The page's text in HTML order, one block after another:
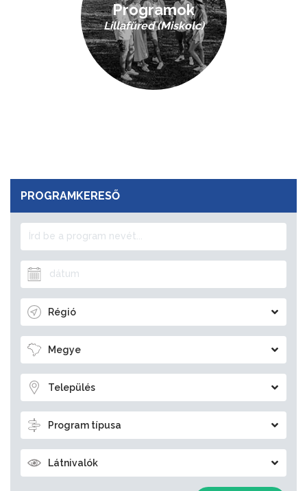
Programok
Lillafüred (Miskolc)
PROGRAMKERESŐ
Régió
Megye
Település
Program típusa
Látnivalók